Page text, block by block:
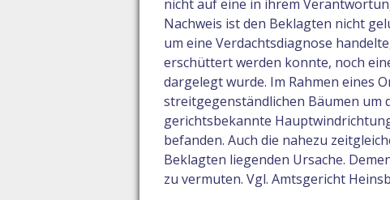
nicht auf eine in ihrem
Nachweis ist den Beklagten nicht
um eine Verdachtsdiagnose
erschüttert werden konnte, noch
dargelegt wurde. Im Rahmen eines
streitgegenständlichen Bäumen um
gerichtsbekannte
befanden. Auch die nahezu
Beklagten liegenden Ursache.
zu vermuten. Vgl. Amtsgericht